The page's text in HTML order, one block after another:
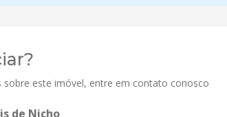
sobre este imóvel, entre em contato conosco
de Nicho